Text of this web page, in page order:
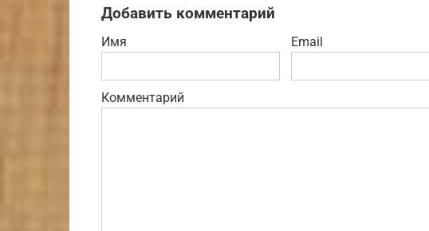
Добавить комментарий
Имя Email
Комментарий